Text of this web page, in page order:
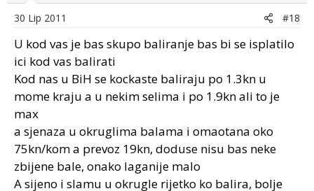
30 Lip 2011 #18
U kod vas je bas skupo baliranje bas bi se isplatilo
ici kod vas balirati
Kod nas u BiH se kockaste baliraju po 1.3kn u
mome kraju a u nekim selima i po 1.9kn ali to je
max
a sjenaza u okruglima balama i omaotana oko
75kn/kom a prevoz 19kn, doduse nisu bas neke
zbijene bale, onako laganije malo
A sijeno i slamu u okrugle rijetko ko balira, bolje